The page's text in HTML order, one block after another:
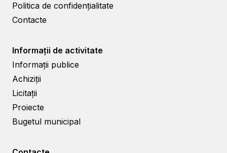
Politica de confidențialitate
Contacte
Informații de activitate
Informații publice
Achiziții
Licitații
Proiecte
Bugetul municipal